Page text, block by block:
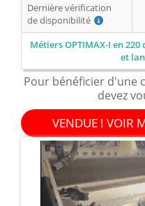
Dernière vérification
de disponibilité
Métiers OPTIMAX-I en
et
Pour bénéficier d'une
devez
VENDUE ! VOIR